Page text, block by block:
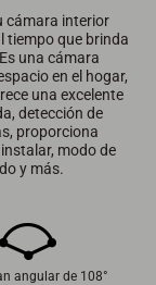
cámara interior
tiempo que brinda
una cámara
en el hogar,
una excelente
detección de
proporciona
modo de
y más.
angular de 108°